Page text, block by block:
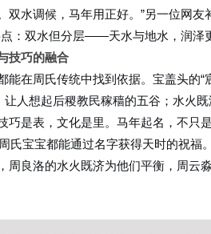
双水调候，马年用正好。”另一位网
点：双水但分层——天水与地水，润泽
技巧的融合
能在周氏传统中找到依据。宝盖头的
让人想起后稷教民稼穑的五谷；水火
巧是表，文化是里。马年起名，不只
氏宝宝都能通过名字获得天时的祝
周良洛的水火既济为他们平衡，周云